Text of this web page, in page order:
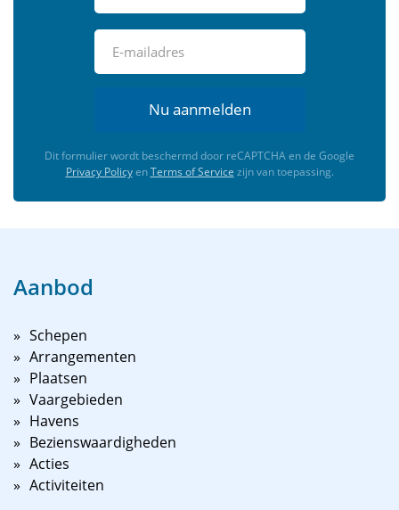
Nu aanmelden
Dit formulier wordt beschermd door reCAPTCHA en de Google
Privacy PolicyenTerms of Service zijn van toepassing.
Aanbod
Schepen
Arrangementen
Plaatsen
Vaargebieden
Havens
Bezienswaardigheden
Acties
Activiteiten